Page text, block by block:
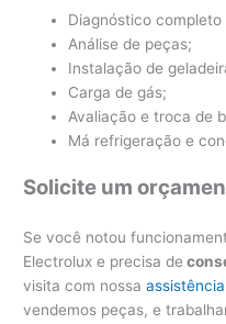
Diagnóstico
Análise de peças;
Instalação de
Carga de gás;
Avaliação e troca de
Má refrigeração e
Solicite um
Se você notou
Electrolux e precisa de
visita com nossa
vendemos peças, e